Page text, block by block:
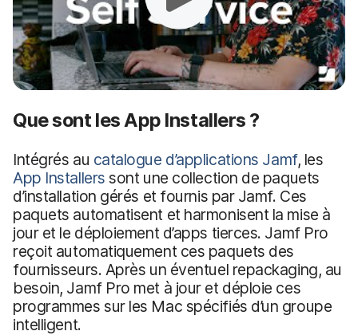
Que sont les App Installers ?
Intégrés au catalogue d’applications Jamf, les
App Installers sont une collection de paquets
d’installation gérés et fournis par Jamf. Ces
paquets automatisent et harmonisent la mise à
jour et le déploiement d’apps tierces. Jamf Pro
reçoit automatiquement ces paquets des
fournisseurs. Après un éventuel repackaging, au
besoin, Jamf Pro met à jour et déploie ces
programmes sur les Mac spécifiés d’un groupe
intelligent.